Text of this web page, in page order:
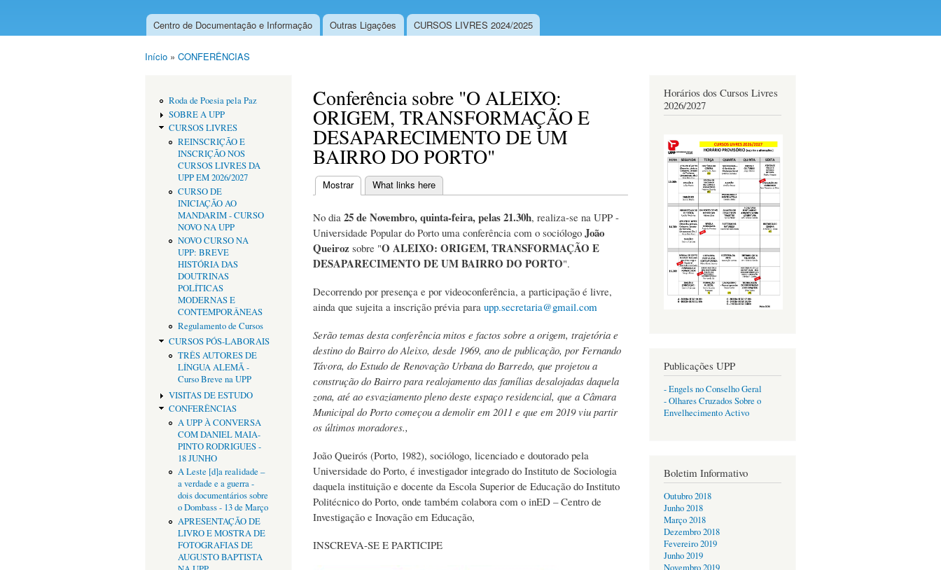
Menu principal
Centro de Documentação e Informação Outras Ligações CURSOS LIVRES 2024/2025
Início » CONFERÊNCIAS
Roda de Poesia pela Paz
SOBRE A UPP
CURSOS LIVRES
REINSCRIÇÃO E
INSCRIÇÃO NOS
CURSOS LIVRES DA
UPP EM 2026/2027
CURSO DE
INICIAÇÃO AO
MANDARIM - CURSO
NOVO NA UPP
NOVO CURSO NA
UPP: BREVE
HISTÓRIA DAS
DOUTRINAS
POLÍTICAS
MODERNAS E
CONTEMPORÂNEAS
Regulamento de Cursos
CURSOS PÓS-LABORAIS
TRÊS AUTORES DE
LÍNGUA ALEMÃ -
Curso Breve na UPP
VISITAS DE ESTUDO
CONFERÊNCIAS
A UPP À CONVERSA
COM DANIEL MAIA-
PINTO RODRIGUES -
18 JUNHO
A Leste [d]a realidade –
a verdade e a guerra -
dois documentários sobre
o Dombass - 13 de Março
APRESENTAÇÃO DE
LIVRO E MOSTRA DE
FOTOGRAFIAS DE
AUGUSTO BAPTISTA
Conferência sobre "O ALEIXO:
ORIGEM, TRANSFORMAÇÃO E
DESAPARECIMENTO DE UM
BAIRRO DO PORTO"
Separadores primários
Mostrar(separador ativo)
What links here
No dia 25 de Novembro, quinta-feira, pelas 21.30h, realiza-se na UPP -
Universidade Popular do Porto uma conferência com o sociólogo João
Queiroz sobre "O ALEIXO: ORIGEM, TRANSFORMAÇÃO E
DESAPARECIMENTO DE UM BAIRRO DO PORTO".
Decorrendo por presença e por videoconferência, a participação é livre,
ainda que sujeita a inscrição prévia para upp.secretaria@gmail.com
Serão temas desta conferência mitos e factos sobre a origem, trajetória e
destino do Bairro do Aleixo, desde 1969, ano de publicação, por Fernando
Távora, do Estudo de Renovação Urbana do Barredo, que projetou a
construção do Bairro para realojamento das famílias desalojadas daquela
zona, até ao esvaziamento pleno deste espaço residencial, que a Câmara
Municipal do Porto começou a demolir em 2011 e que em 2019 viu partir
os últimos moradores.,
João Queirós (Porto, 1982), sociólogo, licenciado e doutorado pela
Universidade do Porto, é investigador integrado do Instituto de Sociologia
daquela instituição e docente da Escola Superior de Educação do Instituto
Politécnico do Porto, onde também colabora com o inED – Centro de
Investigação e Inovação em Educação,
INSCREVA-SE E PARTICIPE
Horários dos Cursos Livres
2026/2027
Publicações UPP
- Engels no Conselho Geral
- Olhares Cruzados Sobre o
Envelhecimento Activo
Boletim Informativo
Outubro 2018
Junho 2018
Março 2018
Dezembro 2018
Fevereiro 2019
Junho 2019
Novembro 2019